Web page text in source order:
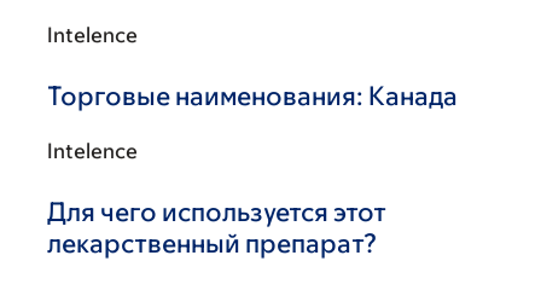
Intelence
Торговые наименования: Канада
Intelence
Для чего используется этот
лекарственный препарат?